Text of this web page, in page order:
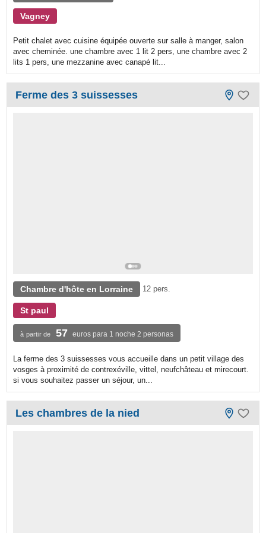
Vagney
Petit chalet avec cuisine équipée ouverte sur salle à manger, salon
avec cheminée. une chambre avec 1 lit 2 pers, une chambre avec 2
lits 1 pers, une mezzanine avec canapé lit...
Ferme des 3 suissesses
Chambre d'hôte en Lorraine 12 pers.
St paul
à partir de 57 euros para 1 noche 2 personas
La ferme des 3 suissesses vous accueille dans un petit village des
vosges à proximité de contrexéville, vittel, neufchâteau et mirecourt.
si vous souhaitez passer un séjour, un...
Les chambres de la nied